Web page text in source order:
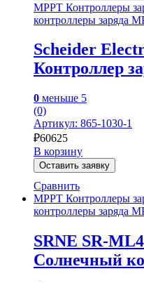
MPPT Контроллеры
контроллеры заряда
Scheider
Контроллер
0 меньше 5
(0)
Артикул: 865-1030-1
₽60625
В корзину
Оставить заявку
Сравнить
MPPT Контроллеры
контроллеры заряда
SRNE SR-
Солнечный